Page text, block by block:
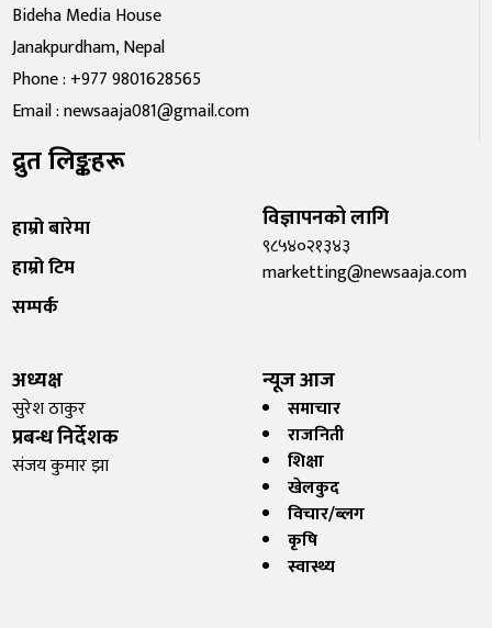
Bideha Media House
Janakpurdham, Nepal
Phone : +977 9801628565
Email : newsaaja081@gmail.com
द्रुत लिङ्कहरू
हाम्रो बारेमा
हाम्रो टिम
सम्पर्क
विज्ञापनको लागि
९८५४०२१३४३
marketting@newsaaja.com
अध्यक्ष
सुरेश ठाकुर
प्रबन्ध निर्देशक
संजय कुमार झा
न्यूज आज
समाचार
राजनिती
शिक्षा
खेलकुद
विचार/ब्लग
कृषि
स्वास्थ्य